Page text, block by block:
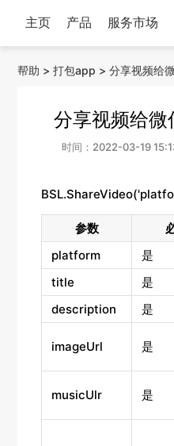
主页 产品 服务市场
帮助 >打包app >分享视频给
分享视频给微
时间：2022-03-19
参数
platform
是
title
是
description
是
imageUrl 是
musicUlr 是